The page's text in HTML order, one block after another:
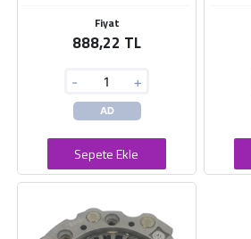
Fiyat
888,22 TL
- +
AD
Sepete Ekle